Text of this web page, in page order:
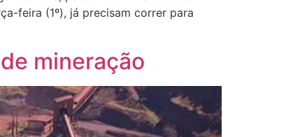
feira (1º), já precisam correr para
mineração